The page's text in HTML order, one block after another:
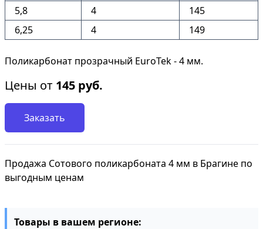
5,8
4
145
6,25
4 149
Поликарбонат прозрачный EuroTek - 4 мм.
Цены от 145 руб.
Заказать
Продажа Сотового поликарбоната 4 мм в Брагине по
выгодным ценам
Товары в вашем регионе: